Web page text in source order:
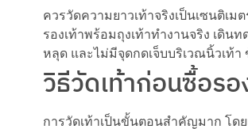
ควรวัดความยาวเท้าจริงเป็นเซนติเ
รองเท้าพร้อมถุงเท้าทำงานจริง เดิน
หลุด และไม่มีจุดกดเจ็บบริเวณนิ้วเท้า
วิธีวัดเท้าก่อนซื้อร
การวัดเท้าเป็นขั้นตอนสำคัญมาก โดย